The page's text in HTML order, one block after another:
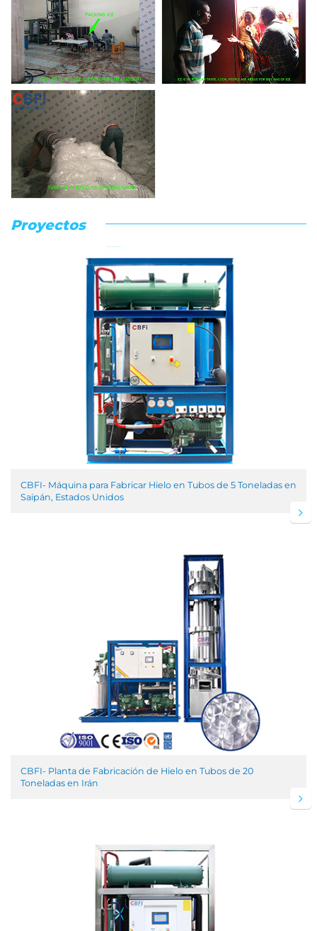
Proyectos
CBFI- Máquina para Fabricar Hielo en Tubos de 5 Toneladas en
Saipán, Estados Unidos
CBFI- Planta de Fabricación de Hielo en Tubos de 20
Toneladas en Irán